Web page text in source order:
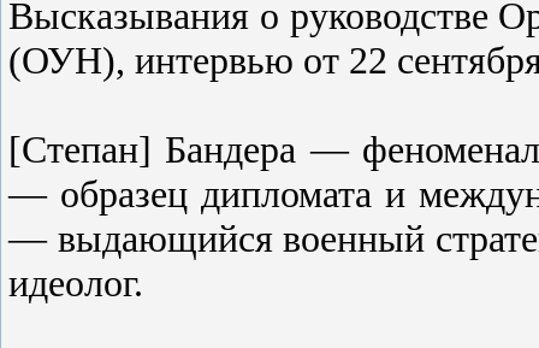
Высказывания о руководстве
(ОУН), интервью от 22
[Степан] Бандера —
— образец дипломата и
— выдающийся военный
идеолог.